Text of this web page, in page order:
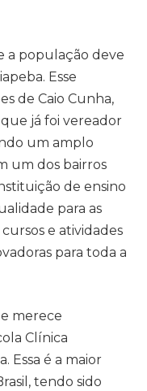
a população deve
Esse
de Caio Cunha,
já foi vereador
um amplo
um dos bairros
de ensino
para as
e atividades
para toda a
merece
Clínica
Essa é a maior
tendo sido